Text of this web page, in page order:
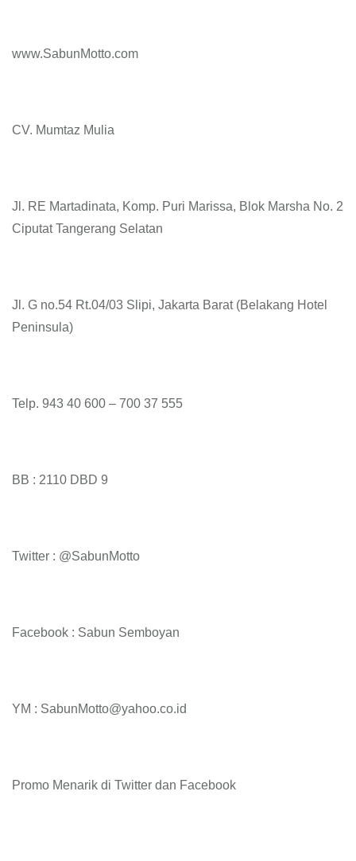
www.SabunMotto.com
CV. Mumtaz Mulia
Jl. RE Martadinata, Komp. Puri Marissa, Blok Marsha No. 2
Ciputat Tangerang Selatan
Jl. G no.54 Rt.04/03 Slipi, Jakarta Barat (Belakang Hotel
Peninsula)
Telp. 943 40 600 – 700 37 555
BB : 2110 DBD 9
Twitter : @SabunMotto
Facebook : Sabun Semboyan
YM : SabunMotto@yahoo.co.id
Promo Menarik di Twitter dan Facebook